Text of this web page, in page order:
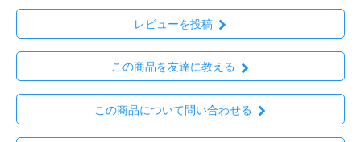
レビューを投稿
この商品を友達に教える
この商品について問い合わせる